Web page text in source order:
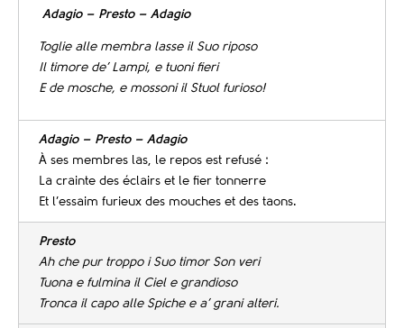
Adagio – Presto – Adagio
Toglie alle membra lasse il Suo riposo
Il timore de’ Lampi, e tuoni fieri
E de mosche, e mossoni il Stuol furioso!
Adagio – Presto – Adagio
À ses membres las, le repos est refusé :
La crainte des éclairs et le fier tonnerre
Et l’essaim furieux des mouches et des taons.
Presto
Ah che pur troppo i Suo timor Son veri
Tuona e fulmina il Ciel e grandioso
Tronca il capo alle Spiche e a’ grani alteri.